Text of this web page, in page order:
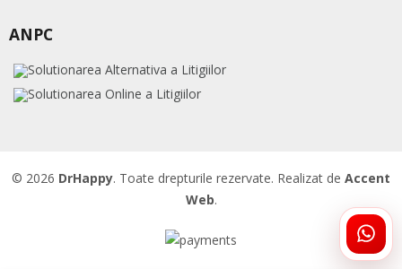
ANPC
© 2026 DrHappy. Toate drepturile rezervate. Realizat de Accent
Web.